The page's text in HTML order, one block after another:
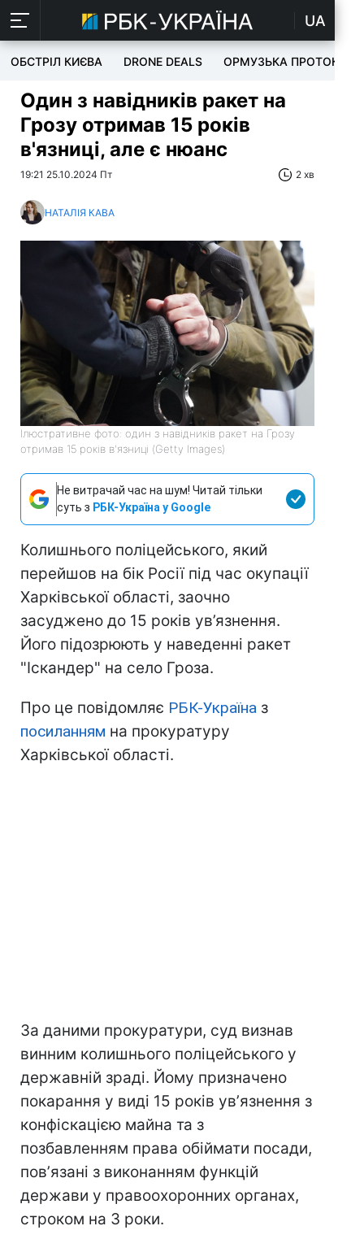
UA
ОБСТРІЛ КИЄВА DRONE DEALS ОРМУЗЬКА ПРОТОКА
Один з навідників ракет на
Грозу отримав 15 років
в'язниці, але є нюанс
19:21 25.10.2024 Пт 2 хв
НАТАЛІЯ КАВА
Ілюстративне фото: один з навідників ракет на Грозу
отримав 15 років в'язниці (Getty Images)
Не витрачай час на шум! Читай тільки
суть з РБК-Україна у Google
Колишнього поліцейського, який
перейшов на бік Росії під час окупації
Харківської області, заочно
засуджено до 15 років ув’язнення.
Його підозрюють у наведенні ракет
"Іскандер" на село Гроза.
Про це повідомляє РБК-Україна з
посиланням на прокуратуру
Харківської області.
За даними прокуратури, суд визнав
винним колишнього поліцейського у
державній зраді. Йому призначено
покарання у виді 15 років увʼязнення з
конфіскацією майна та з
позбавленням права обіймати посади,
повʼязані з виконанням функцій
держави у правоохоронних органах,
строком на 3 роки.